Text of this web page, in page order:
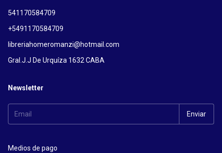
541170584709
+5491170584709
libreriahomeromanzi@hotmail.com
Gral.J.J De Urquíza 1632 CABA
Newsletter
Medios de pago